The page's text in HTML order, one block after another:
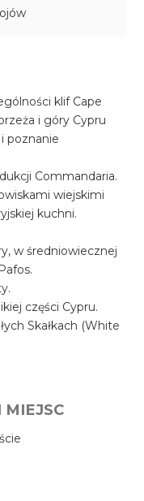
klif Cape
i góry Cypru
poznanie
Commandaria.
wiejskimi
kuchni.
w średniowiecznej
części Cypru.
Skałkach (White